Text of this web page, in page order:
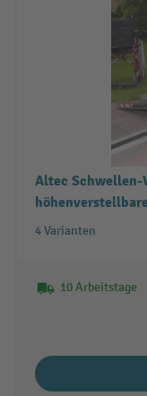
Altec Schwellen-
geprüft, TK 300 kg
4 Varianten
10 Arbeitstage